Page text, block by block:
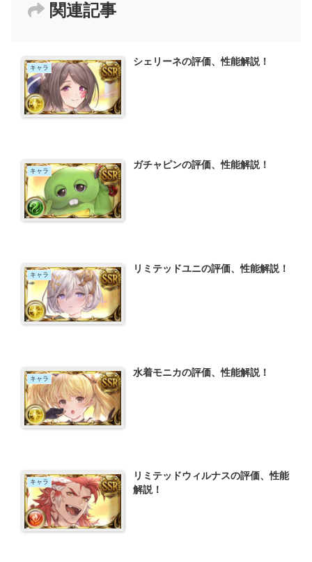
関連記事
キャラ
シェリーネの評価、性能解説！
キャラ
ガチャピンの評価、性能解説！
キャラ
リミテッドユニの評価、性能解説！
キャラ
水着モニカの評価、性能解説！
キャラ
リミテッドウィルナスの評価、性能
解説！